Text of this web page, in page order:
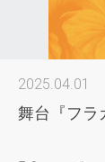
2025.04.01
舞台『フラ